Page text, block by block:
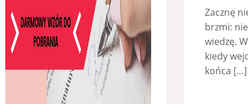
Zacznę
brzmi:
wiedzę.
kiedy
końca […]